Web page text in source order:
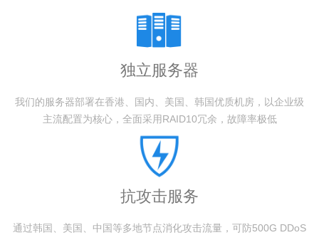
独立服务器
我们的服务器部署在香港、国内、美国、韩国优质机房，以企业级
主流配置为核心，全面采用RAID10冗余，故障率极低
抗攻击服务
通过韩国、美国、中国等多地节点消化攻击流量，可防500G DDoS